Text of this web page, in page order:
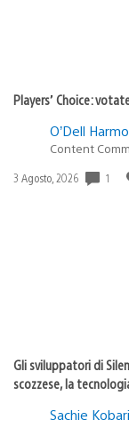
Players’ Choice:
O’Dell
Content
Data
3 Agosto, 2026 1
Gli sviluppatori di
scozzese, la
Sachie Kobari